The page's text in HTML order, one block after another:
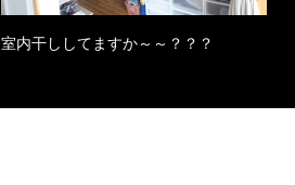
室内干ししてますか～～？？？